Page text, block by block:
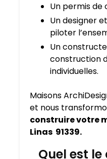
Un permis de
Un designer
piloter
Un
construction
individuelles.
Maisons
et nous
construire votre
Linas 91339.
Quel est